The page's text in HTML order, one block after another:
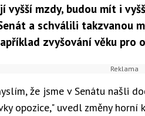
vyšší mzdy, budou mít i
a schválili takzvanou
zvyšování věku pro
že jsme v Senátu našli
opozice," uvedl změny horní